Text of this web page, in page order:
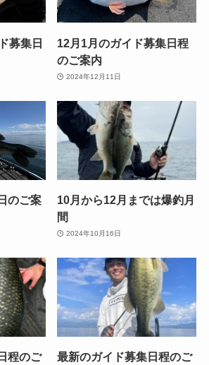
募集日
12月1月のガイド募集日程
のご案内
2024年12月11日
のご案
10月から12月までは爆釣月
間
2024年10月16日
程のご
最新のガイド募集日程のご